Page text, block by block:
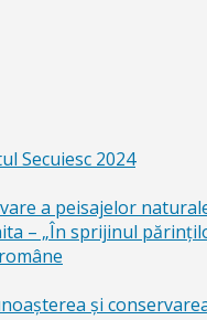
Secuiesc 2024
a peisajelor
– „În sprijinul
şi